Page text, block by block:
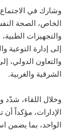
وشارك في الاجتماع
الخاص، الصحة
والتجهيزات
إلى إدارة التوعية
والتعاون الدولي،
الشرقية والغربية.
وخلال اللقاء، شدّد
الإدارات، مؤكداً
الواحد، بما